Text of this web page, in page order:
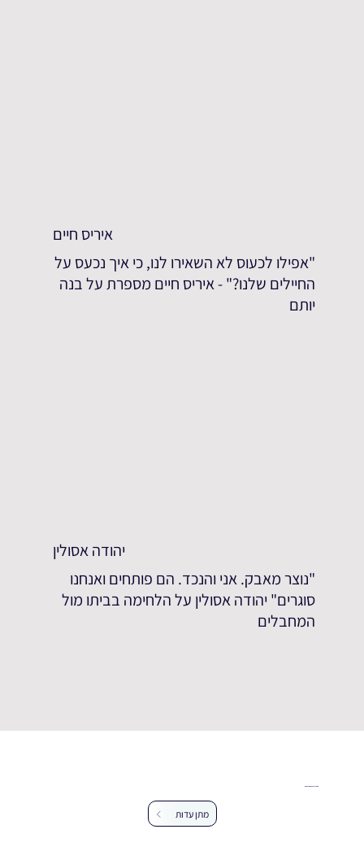
איריס חיים
"אפילו לכעוס לא השאירו לנו, כי איך נכעס על
החיילים שלנו?" - איריס חיים מספרת על בנה
יותם
יהודה אסולין
"נוצר מאבק. אני והנכד. הם פותחים ואנחנו
סוגרים" יהודה אסולין על הלחימה בביתו מול
המחבלים
מתן עדות